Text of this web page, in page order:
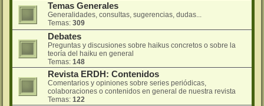
Temas Generales
Generalidades, consultas, sugerencias, dudas...
Temas: 309
Debates
Preguntas y discusiones sobre haikus concretos o sobre la
teorí­a del haiku en general
Temas: 148
Revista ERDH: Contenidos
Comentarios y opiniones sobre series periódicas,
colaboraciones o contenidos en general de nuestra revista
Temas: 122